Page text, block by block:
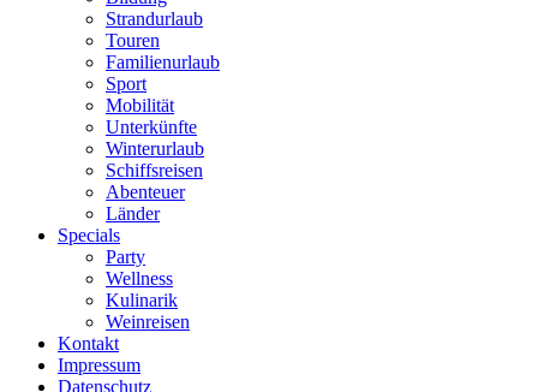
Strandurlaub
Touren
Familienurlaub
Sport
Mobilität
Unterkünfte
Winterurlaub
Schiffsreisen
Abenteuer
Länder
Specials
Party
Wellness
Kulinarik
Weinreisen
Kontakt
Impressum
Datenschutz